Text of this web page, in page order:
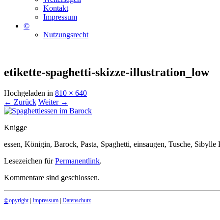
Kontakt
Impressum
©
Nutzungsrecht
etikette-spaghetti-skizze-illustration_low
Hochgeladen in 810 × 640
← Zurück Weiter →
Knigge
essen, Königin, Barock, Pasta, Spaghetti, einsaugen, Tusche, Sibylle
Lesezeichen fürPermanentlink.
Kommentare sind geschlossen.
©opyright| Impressum| Datenschutz